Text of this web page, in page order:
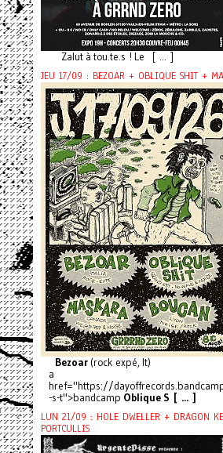
Zalut à tou.te.s ! Le [ ... ]
JEU 17/09 : BEZOAR + OBLIQUE SHIT +
Bezoar(rock expé, It)
a
href="https://
-s-t">bandcamp Oblique S [ ... ]
LUN 21/09 : HOLE DWELLER + DRAGON
PORTCULLIS